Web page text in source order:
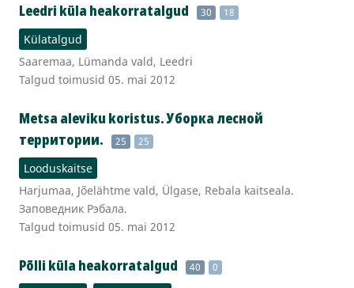
Leedri küla heakorratalgud 30 18
Külatalgud
Saaremaa, Lümanda vald, Leedri
Talgud toimusid 05. mai 2012
Metsa aleviku koristus. Уборка лесной
территории.
25 25
Looduskaitse
Harjumaa, Jõelähtme vald, Ülgase, Rebala kaitseala.
Заповедник Рэбала.
Talgud toimusid 05. mai 2012
Põlli küla heakorratalgud 40 0